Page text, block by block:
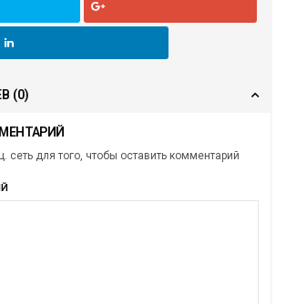
(0)
сеть для того, чтобы оставить комментарий